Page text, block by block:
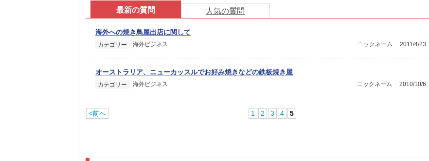
最新の質問 人気の質問
海外への焼き鳥屋出店に関して
カテゴリー 海外ビジネス 2011/4/23
ニックネーム
オーストラリア、ニューカッスルでお好み焼きなどの鉄板焼き屋
カテゴリー 海外ビジネス 2010/10/6
ニックネーム
<前へ 1 2 3 4 5